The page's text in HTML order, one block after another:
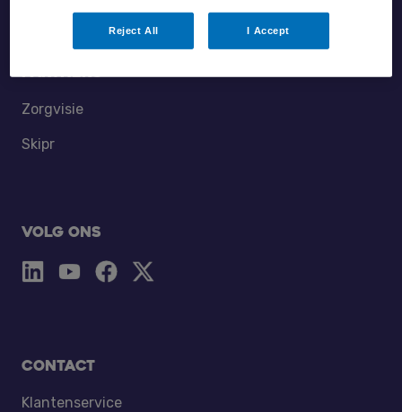
Partners
Zorgvisie
Skipr
Volg ons
Contact
Klantenservice
Reject All I Accept